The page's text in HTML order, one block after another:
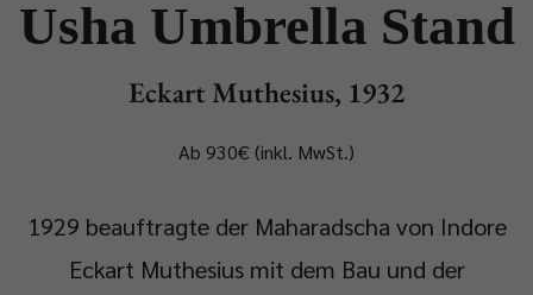
Usha Umbrella Stand
Eckart Muthesius, 1932
Ab 930€ (inkl. MwSt.)
1929 beauftragte der Maharadscha von Indore
Eckart Muthesius mit dem Bau und der